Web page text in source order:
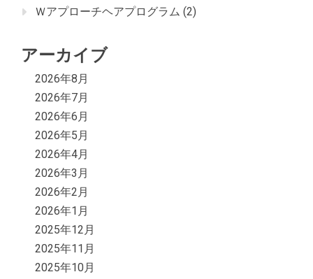
Ｗアプローチヘアプログラム (2)
アーカイブ
2026年8月
2026年7月
2026年6月
2026年5月
2026年4月
2026年3月
2026年2月
2026年1月
2025年12月
2025年11月
2025年10月